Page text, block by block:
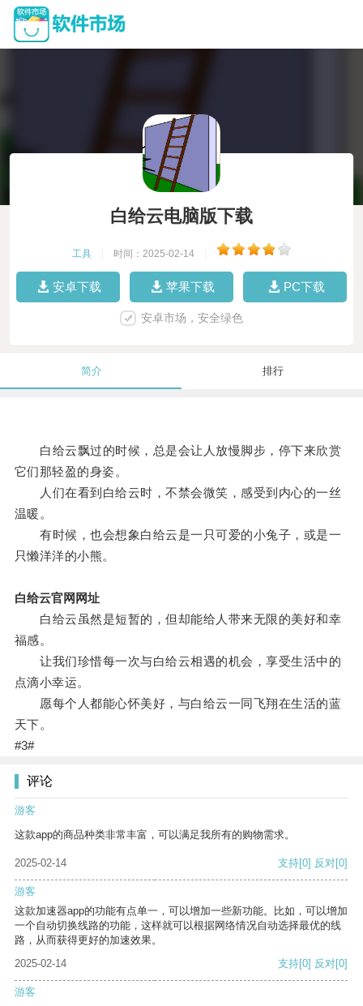
白给云电脑版下载
工具 时间：2025-02-14
安卓下载 苹果下载 PC下载
安卓市场，安全绿色
简介 排行
白给云飘过的时候，总是会让人放慢脚步，停下来欣赏
它们那轻盈的身姿。
人们在看到白给云时，不禁会微笑，感受到内心的一丝
温暖。
有时候，也会想象白给云是一只可爱的小兔子，或是一
只懒洋洋的小熊。
白给云官网网址
白给云虽然是短暂的，但却能给人带来无限的美好和幸
福感。
让我们珍惜每一次与白给云相遇的机会，享受生活中的
点滴小幸运。
愿每个人都能心怀美好，与白给云一同飞翔在生活的蓝
天下。
#3#
评论
游客
这款app的商品种类非常丰富，可以满足我所有的购物需求。
2025-02-14 支持[0] 反对[0]
游客
这款加速器app的功能有点单一，可以增加一些新功能。比如，可以增加
一个自动切换线路的功能，这样就可以根据网络情况自动选择最优的线
路，从而获得更好的加速效果。
2025-02-14
支持[0] 反对[0]
游客